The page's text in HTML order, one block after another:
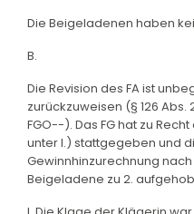
Die Beigeladenen haben
B.
Die Revision des FA ist
zurückzuweisen (§ 126
FGO--). Das FG hat zu
unter I.) stattgegeben und
Gewinnhinzurechnung nach
Beigeladene zu 2.